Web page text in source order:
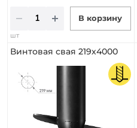
В корзину
шт
Винтовая свая 219х4000